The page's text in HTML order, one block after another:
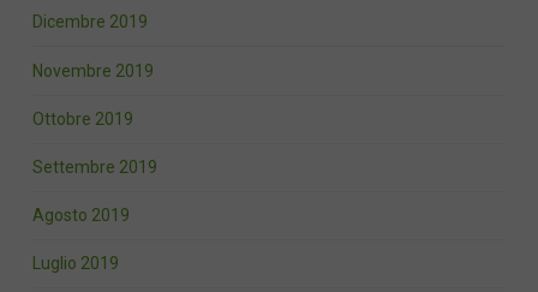
Dicembre 2019
Novembre 2019
Ottobre 2019
Settembre 2019
Agosto 2019
Luglio 2019